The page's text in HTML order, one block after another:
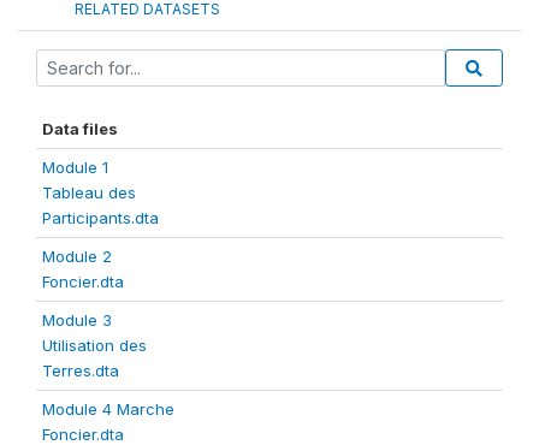
RELATED DATASETS
Data files
Module 1
Tableau des
Participants.dta
Module 2
Foncier.dta
Module 3
Utilisation des
Terres.dta
Module 4 Marche
Foncier.dta